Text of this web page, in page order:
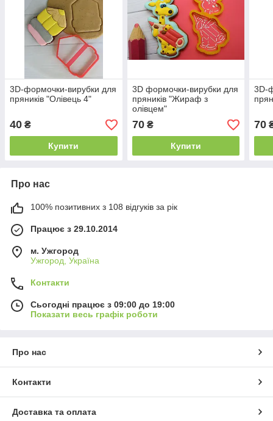
3D-формочки-вирубки для
пряників "Олівець 4"
40 ₴
Купити
3D формочки-вирубки для
пряників "Жираф з
олівцем"
70₴
Купити
3D-
70
Про нас
100% позитивних з 108 відгуків за рік
Працює з 29.10.2014
м. Ужгород
Ужгород, Україна
Контакти
Сьогодні працює з 09:00 до 19:00
Показати весь графік роботи
Про нас
Контакти
Доставка та оплата